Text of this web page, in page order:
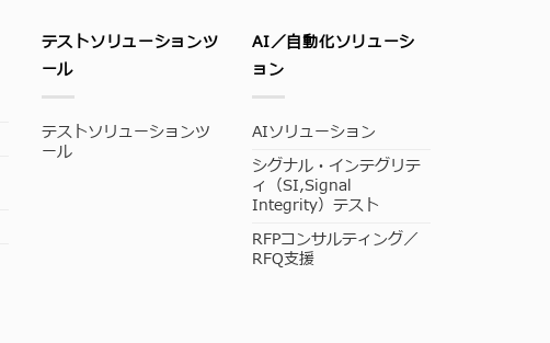
テストソリューションツ
ール
テストソリューションツ
ール
AI／自動化ソリューシ
ョン
AIソリューション
シグナル・インテグリテ
ィ（SI,Signal
Integrity）テスト
RFPコンサルティング／
RFQ支援